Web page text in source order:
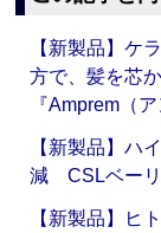
【新製品】ケ
方で、髪を芯
『Amprem（
【新製品】ハ
減 CSLベー
【新製品】ヒ